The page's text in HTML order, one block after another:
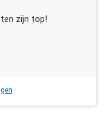
zijn top!